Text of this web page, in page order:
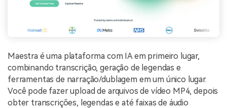
Maestra é uma plataforma com IA em primeiro lugar,
combinando transcrição, geração de legendas e
ferramentas de narração/dublagem em um único lugar.
Você pode fazer upload de arquivos de vídeo MP4, depois
obter transcrições, legendas e até faixas de áudio